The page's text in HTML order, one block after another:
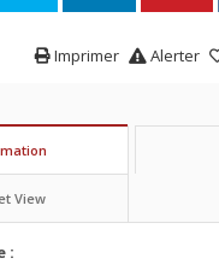
Alerter
Imprimer
View
: